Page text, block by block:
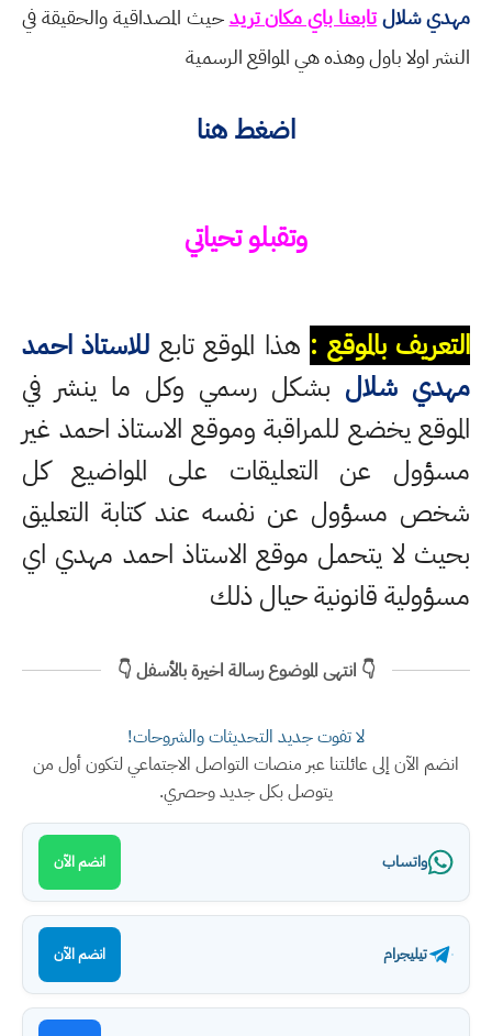
مهدي شلالتابعنا باي مكان تريدحيث المصداقية والحقيقة في
النشر اولا باول وهذه هي المواقع الرسمية
اضغط هنا
وتقبلو تحياتي
التعريف بالموقع : هذا الموقع تابع للاستاذ احمد
مهدي شلال بشكل رسمي وكل ما ينشر في
الموقع يخضع للمراقبة وموقع الاستاذ احمد غير
مسؤول عن التعليقات على المواضيع كل
شخص مسؤول عن نفسه عند كتابة التعليق
بحيث لا يتحمل موقع الاستاذ احمد مهدي اي
مسؤولية قانونية حيال ذلك
👇 انتهى الموضوع رسالة اخيرة بالأسفل 👇
لا تفوت جديد التحديثات والشروحات!
انضم الآن إلى عائلتنا عبر منصات التواصل الاجتماعي لتكون أول من
يتوصل بكل جديد وحصري.
واتساب انضم الآن
تيليجرام انضم الآن